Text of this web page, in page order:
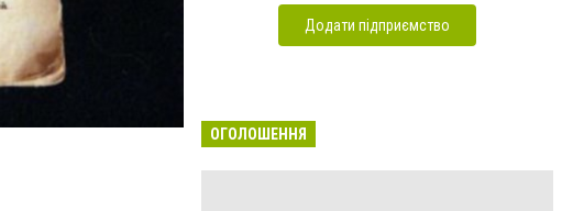
Додати підприємство
ОГОЛОШЕННЯ